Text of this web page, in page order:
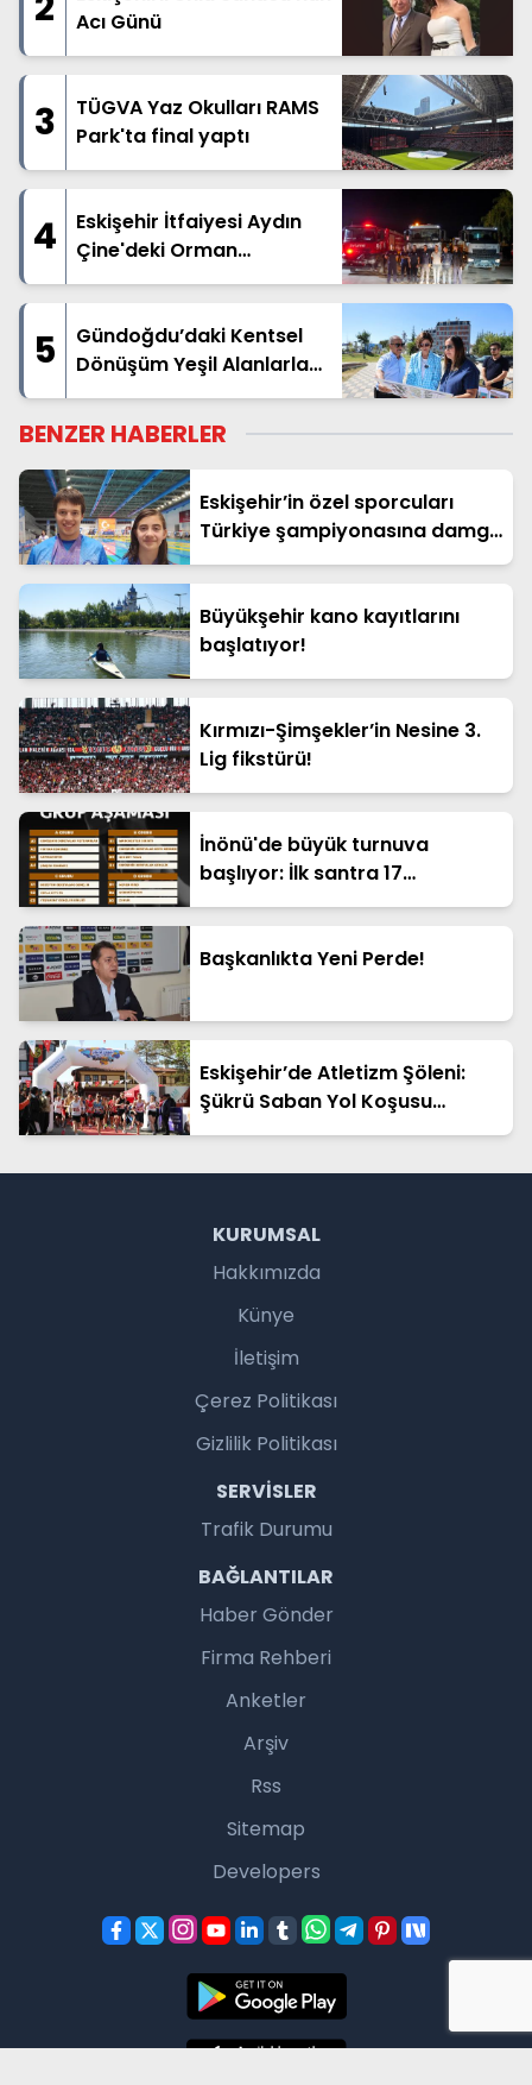
Acı Günü
3
TÜGVA Yaz Okulları RAMS
Park'ta final yaptı
4
Eskişehir İtfaiyesi Aydın
Çine'deki Orman
Yangınına Destek İçin Yola
5
Gündoğdu’daki Kentsel
Dönüşüm Yeşil Alanlarla
Destekleniyor
BENZER HABERLER
Eskişehir’in özel sporcuları
Türkiye şampiyonasına damga
vurdu!
Büyükşehir kano kayıtlarını
başlatıyor!
Kırmızı-Şimşekler’in Nesine 3.
Lig fikstürü!
İnönü'de büyük turnuva
başlıyor: İlk santra 17
Temmuz'da
Başkanlıkta Yeni Perde!
Eskişehir’de Atletizm Şöleni:
Şükrü Saban Yol Koşusu
Tamamlandı
KURUMSAL
Hakkımızda
Künye
İletişim
Çerez Politikası
Gizlilik Politikası
SERVISLER
Trafik Durumu
BAĞLANTILAR
Haber Gönder
Firma Rehberi
Anketler
Arşiv
Rss
Sitemap
Developers